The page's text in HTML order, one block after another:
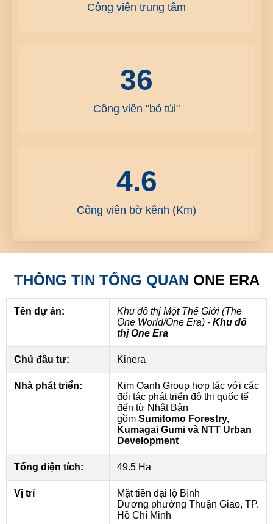
Công viên trung tâm
36
Công viên "bỏ túi"
4.6
Công viên bờ kênh (Km)
THÔNG TIN TỔNG QUAN ONE ERA
Tên dự án:
Khu đô thị Một Thế Giới (The
One World/One Era) - Khu đô
thị One Era
Chủ đầu tư: Kinera
Nhà phát triển:
Kim Oanh Group hợp tác với các
đối tác phát triển đô thị quốc tế
đến từ Nhật Bản
gồm Sumitomo Forestry,
Kumagai Gumi và NTT Urban
Development
Tổng diện tích: 49.5 Ha
Vị trí
Mặt tiền đại lộ Bình
Dương phường Thuận Giao, TP.
Hồ Chí Minh